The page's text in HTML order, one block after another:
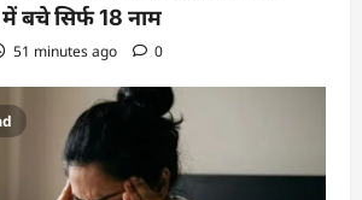
बचे सिर्फ 18 नाम
51 minutes ago 0